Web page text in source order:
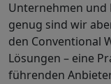
Unternehmen und
genug sind wir
den Conventional
Lösungen – eine
führenden